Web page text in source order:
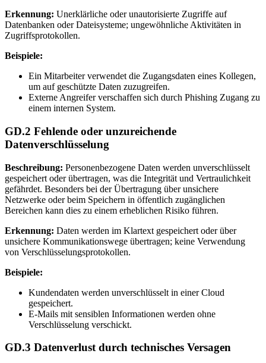
Erkennung: Unerklärliche oder unautorisierte Zugriffe auf
Datenbanken oder Dateisysteme; ungewöhnliche Aktivitäten in
Zugriffsprotokollen.
Beispiele:
Ein Mitarbeiter verwendet die Zugangsdaten eines Kollegen,
um auf geschützte Daten zuzugreifen.
Externe Angreifer verschaffen sich durch Phishing Zugang zu
einem internen System.
GD.2 Fehlende oder unzureichende
Datenverschlüsselung
Beschreibung: Personenbezogene Daten werden unverschlüsselt
gespeichert oder übertragen, was die Integrität und Vertraulichkeit
gefährdet. Besonders bei der Übertragung über unsichere
Netzwerke oder beim Speichern in öffentlich zugänglichen
Bereichen kann dies zu einem erheblichen Risiko führen.
Erkennung: Daten werden im Klartext gespeichert oder über
unsichere Kommunikationswege übertragen; keine Verwendung
von Verschlüsselungsprotokollen.
Beispiele:
Kundendaten werden unverschlüsselt in einer Cloud
gespeichert.
E-Mails mit sensiblen Informationen werden ohne
Verschlüsselung verschickt.
GD.3 Datenverlust durch technisches Versagen